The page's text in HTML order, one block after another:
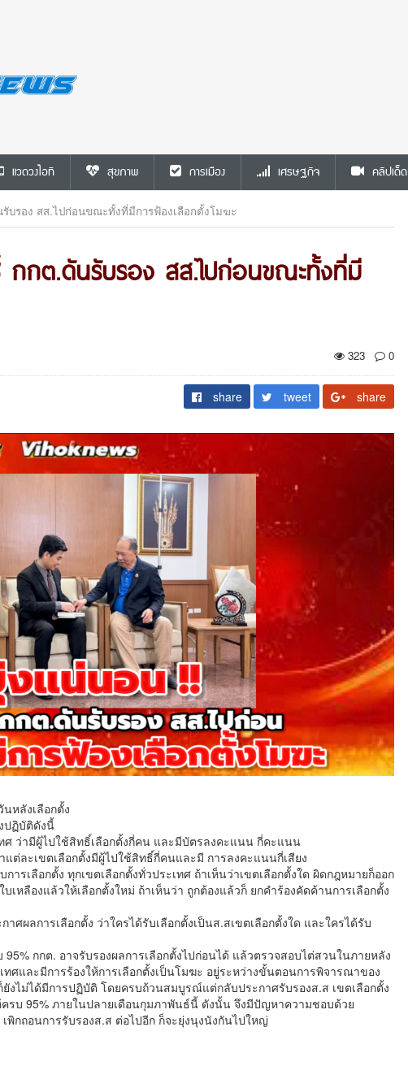
แวดวงไอที สุขภาพ การเมือง เศรษฐกิจ คลิปเด็ด
บรอง สส.ไปก่อนขณะทั้งที่มีการฟ้องเลือกตั้งโมฆะ
กต.ดันรับรอง สส.ไปก่อนขณะทั้งที่มี
323 0
share tweet share
หลังเลือกตั้ง
ปฏิบัติดังนี้
ศ ว่ามีผู้ไปใช้สิทธิ์เลือกตั้งกี่คน และมีบัตรลงคะแนน กี่คะแนน
ต่ละเขตเลือกตั้งมีผู้ไปใช้สิทธิ์กี่คนและมี การลงคะแนนกี่เสียง
ารเลือกตั้ง ทุกเขตเลือกตั้งทั่วประเทศ ถ้าเห็นว่าเขตเลือกตั้งใด ผิดกฎหมายก็ออก
เหลืองแล้วให้เลือกตั้งใหม่ ถ้าเห็นว่า ถูกต้องแล้วก็ ยกคำร้องคัดค้านการเลือกตั้ง
ผลการเลือกตั้ง ว่าใครได้รับเลือกตั้งเป็นส.สเขตเลือกตั้งใด และใครได้รับ
กกต. อาจรับรองผลการเลือกตั้งไปก่อนได้ แล้วตรวจสอบไต่สวนในภายหลัง
ศและมีการร้องให้การเลือกตั้งเป็นโมฆะ อยู่ระหว่างขั้นตอนการพิจารณาของ
ไม่ได้มีการปฏิบัติ โดยครบถ้วนสมบูรณ์แต่กลับประกาศรับรองส.ส เขตเลือกตั้ง
ครบ 95% ภายในปลายเดือนกุมภาพันธ์นี้ ดังนั้น จึงมีปัญหาความชอบด้วย
กถอนการรับรองส.ส ต่อไปอีก ก็จะยุ่งนุงนังกันไปใหญ่